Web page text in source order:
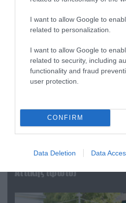
I want to allow Google to
related to personalization.
I want to allow Google to
related to security, including
functionality and fraud
user protection.
CONFIRM
Data Deletion Data
06.08.2026 | 09:03
«Οι εντελώς αθώοι»: Η
Αττικής (φωτο)